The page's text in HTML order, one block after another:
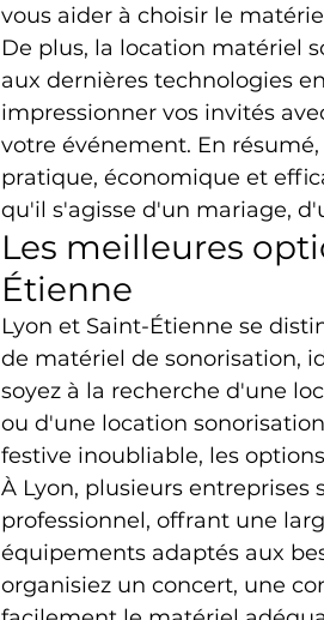
vous aider à choisir le
De plus, la location matériel
aux dernières technologies
impressionner vos invités
votre événement. En
pratique, économique et
qu'il s'agisse d'un mariage,
Les meilleures
Étienne
Lyon et Saint-Étienne se
de matériel de sonorisation,
soyez à la recherche d'une
ou d'une location
festive inoubliable, les
À Lyon, plusieurs
professionnel, offrant une
équipements adaptés aux
organisiez un concert, une